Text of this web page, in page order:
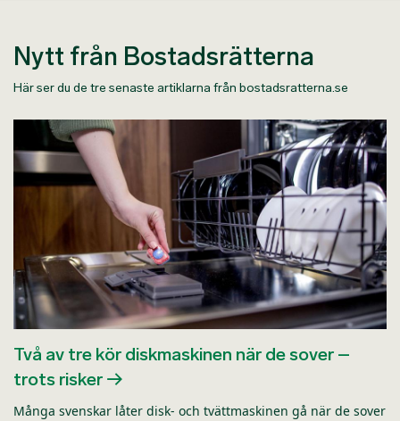
Nytt från Bostadsrätterna
Här ser du de tre senaste artiklarna från bostadsratterna.se
Två av tre kör diskmaskinen när de sover –
trots risker
Många svenskar låter disk- och tvättmaskinen gå när de sover